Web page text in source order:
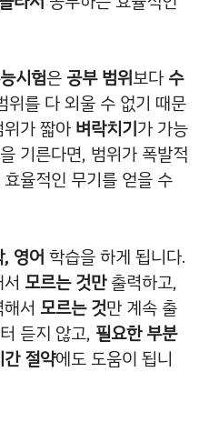
시험은 공부 범위보다 수
위를 다 외울 수 없기 때문
가 짧아 벼락치기가 가능
기른다면, 범위가 폭발적
율적인 무기를 얻을 수
영어 학습을 하게 됩니다.
모르는 것만출력하고,
서 모르는 것만 계속 출
듣지 않고, 필요한 부분
간 절약에도 도움이 됩니